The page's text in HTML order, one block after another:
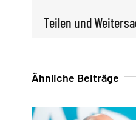
Teilen und
Ähnliche Beiträge